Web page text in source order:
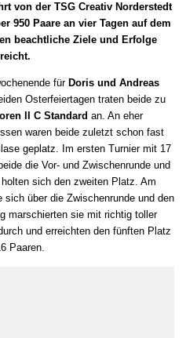
von der TSG Creativ Norderstedt
950 Paare an vier Tagen auf dem
beachtliche Ziele und Erfolge
für Doris und Andreas
Osterfeiertagen traten beide zu
II C Standard an. An eher
waren beide zuletzt schon fast
geplatz. Im ersten Turnier mit 17
die Vor- und Zwischenrunde und
sich den zweiten Platz. Am
über die Zwischenrunde und den
marschierten sie mit richtig toller
und erreichten den fünften Platz
Paaren.